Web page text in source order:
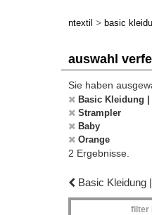
ntextil > basic
auswahl
Sie haben
Basic Kleidung
Strampler
Baby
Orange
2 Ergebnisse.
Basic Kleidung
filter